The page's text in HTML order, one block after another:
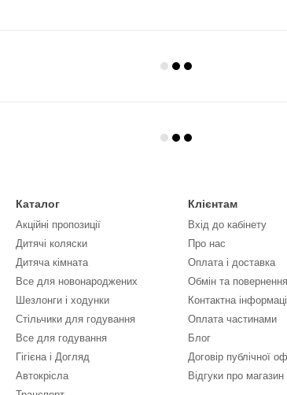
Каталог
Акційні пропозиції
Дитячі коляски
Дитяча кімната
Все для новонароджених
Шезлонги і ходунки
Стільчики для годування
Все для годування
Гігієна і Догляд
Автокрісла
Клієнтам
Вхід до кабінету
Про нас
Оплата і доставка
Обмін та повернення
Контактна
Оплата частинами
Блог
Договір публічної
Відгуки про магазин